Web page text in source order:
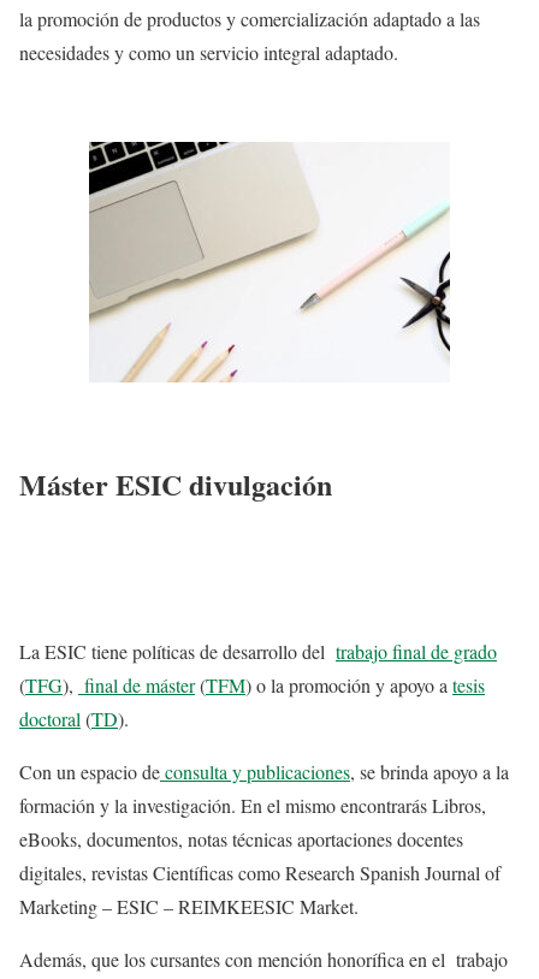
la promoción de productos y comercialización adaptado a las
necesidades y como un servicio integral adaptado.
Máster ESIC divulgación
La ESIC tiene políticas de desarrollo del trabajo final de grado
(TFG), final de máster(TFM) o la promoción y apoyo atesis
doctoral(TD).
Con un espacio deconsulta y publicaciones, se brinda apoyo a la
formación y la investigación. En el mismo encontrarás Libros,
eBooks, documentos, notas técnicas aportaciones docentes
digitales, revistas Científicas como Research Spanish Journal of
Marketing – ESIC – REIMKEESIC Market.
Además, que los cursantes con mención honorífica en el trabajo